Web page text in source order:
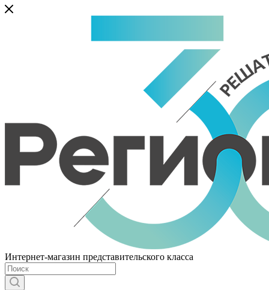
Интернет-магазин представительского класса